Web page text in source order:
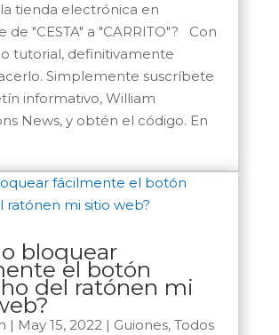
tienda electrónica en
de "CESTA" a "CARRITO"? Con
tutorial, definitivamente
Simplemente suscríbete
informativo, William
News, y obtén el código. En
bloquear
el botón
del ratónen mi
| May 15, 2022| Guiones, Todos